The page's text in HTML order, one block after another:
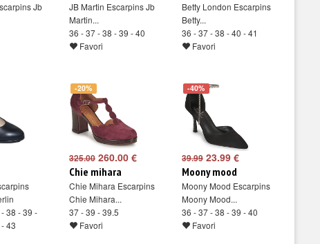
Jb
JB Martin Escarpins Jb
Martin...
36 - 37 - 38 - 39 - 40
Favori
Betty London Escarpins
Betty...
36 - 37 - 38 - 40 - 41
Favori
38 - 39 -
43
-20%
325.00 260.00 €
Chie mihara
Chie Mihara Escarpins
Chie Mihara...
37 - 39 - 39.5
Favori
-40%
39.99 23.99 €
Moony mood
Moony Mood Escarpins
Moony Mood...
36 - 37 - 38 - 39 - 40
Favori